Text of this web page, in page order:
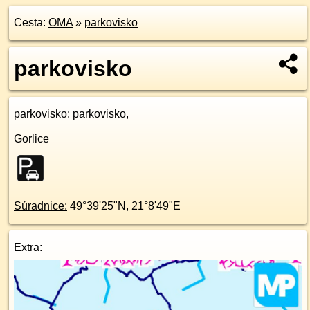
Cesta: OMA» parkovisko
parkovisko
parkovisko: parkovisko,
Gorlice
Súradnice: 49°39'25"N , 21°8'49"E
Extra: